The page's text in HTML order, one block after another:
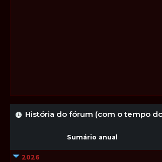
História do fórum (com o tempo
Sumário anual
2026